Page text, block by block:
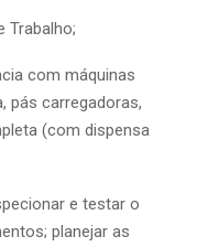
Trabalho;
com máquinas
pás carregadoras,
(com dispensa
e testar o
planejar as